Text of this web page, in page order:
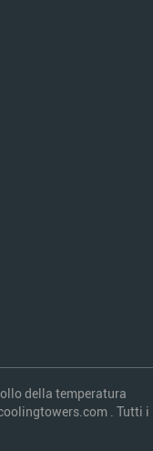
della temperatura
. Tutti i